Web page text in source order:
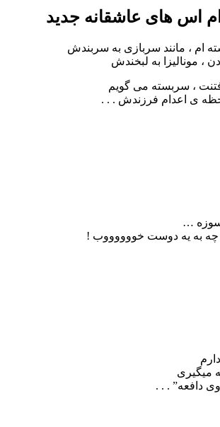
اس های عاشقانه جدید
ام ، مانند سربازی به سربندش
، مونالیزا به لبخندش
، سربسته می گویم
ی اعدام فرزندش . . .
سوزه …
چه به یه دوست خووووووب !
میگیری
دافعه” . . .